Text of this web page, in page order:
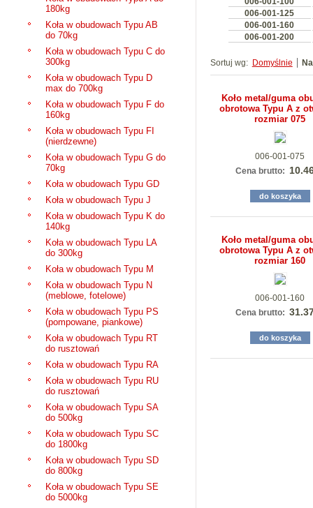
180kg
Koła w obudowach Typu AB
do 70kg
Koła w obudowach Typu C do
300kg
Koła w obudowach Typu D
max do 700kg
Koła w obudowach Typu F do
160kg
Koła w obudowach Typu FI
(nierdzewne)
Koła w obudowach Typu G do
70kg
Koła w obudowach Typu GD
Koła w obudowach Typu J
Koła w obudowach Typu K do
140kg
Koła w obudowach Typu LA
do 300kg
Koła w obudowach Typu M
Koła w obudowach Typu N
(meblowe, fotelowe)
Koła w obudowach Typu PS
(pompowane, piankowe)
Koła w obudowach Typu RT
do rusztowań
Koła w obudowach Typu RA
Koła w obudowach Typu RU
do rusztowań
Koła w obudowach Typu SA
do 500kg
Koła w obudowach Typu SC
do 1800kg
Koła w obudowach Typu SD
do 800kg
Koła w obudowach Typu SE
do 5000kg
006-001-125
006-001-160
006-001-200
Sortuj wg: Domyślnie
Koło metal/guma
obrotowa Typu A z
rozmiar 075
006-001-075
Cena brutto:
do koszyka
Koło metal/guma
obrotowa Typu A z
rozmiar 160
006-001-160
Cena brutto:
do koszyka